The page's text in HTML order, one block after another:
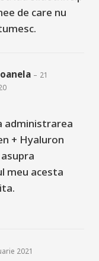
de care nu
– 21
administrarea
+ Hyaluron
meu acesta
2021